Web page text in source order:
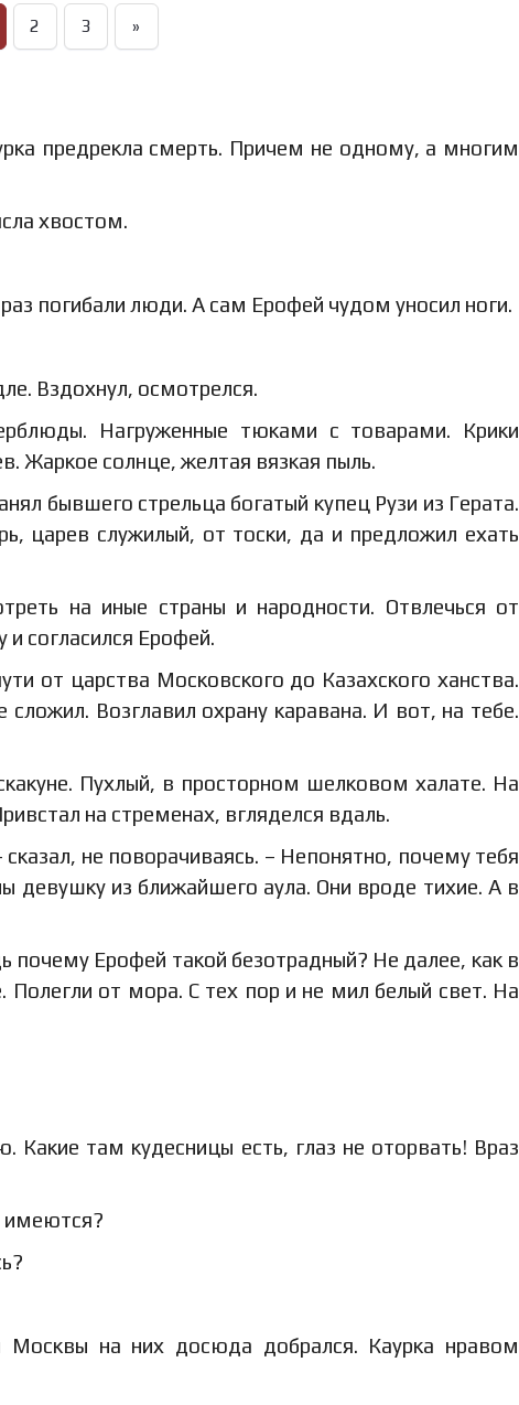
2 3 »
предрекла смерть. Причем не одному, а многим
хвостом.
погибали люди. А сам Ерофей чудом уносил ноги.
Вздохнул, осмотрелся.
Нагруженные тюками с товарами. Крики
Жаркое солнце, желтая вязкая пыль.
бывшего стрельца богатый купец Рузи из Герата.
царев служилый, от тоски, да и предложил ехать
на иные страны и народности. Отвлечься от
согласился Ерофей.
от царства Московского до Казахского ханства.
сложил. Возглавил охрану каравана. И вот, на тебе.
Пухлый, в просторном шелковом халате. На
на стременах, вгляделся вдаль.
не поворачиваясь. – Непонятно, почему тебя
девушку из ближайшего аула. Они вроде тихие. А в
Ерофей такой безотрадный? Не далее, как в
от мора. С тех пор и не мил белый свет. На
там кудесницы есть, глаз не оторвать! Враз
имеются?
на них досюда добрался. Каурка нравом